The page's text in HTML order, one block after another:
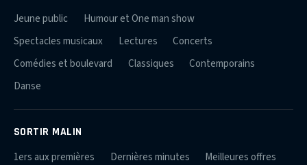
Jeune public
Humour et One man show
Spectacles musicaux
Lectures
Concerts
Comédies et boulevard
Classiques
Contemporains
Danse
SORTIR MALIN
1ers aux premières Dernières minutes
Meilleures offres